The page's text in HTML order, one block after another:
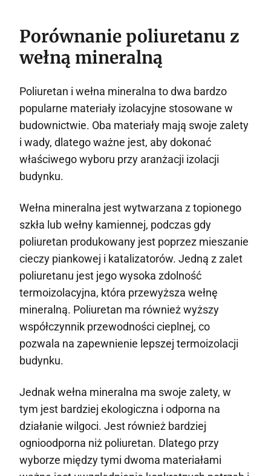
Porównanie poliuretanu z
wełną mineralną
Poliuretan i wełna mineralna to dwa bardzo
popularne materiały izolacyjne stosowane w
budownictwie. Oba materiały mają swoje zalety
i wady, dlatego ważne jest, aby dokonać
właściwego wyboru przy aranżacji izolacji
budynku.
Wełna mineralna jest wytwarzana z topionego
szkła lub wełny kamiennej, podczas gdy
poliuretan produkowany jest poprzez mieszanie
cieczy piankowej i katalizatorów. Jedną z zalet
poliuretanu jest jego wysoka zdolność
termoizolacyjna, która przewyższa wełnę
mineralną. Poliuretan ma również wyższy
współczynnik przewodności cieplnej, co
pozwala na zapewnienie lepszej termoizolacji
budynku.
Jednak wełna mineralna ma swoje zalety, w
tym jest bardziej ekologiczna i odporna na
działanie wilgoci. Jest również bardziej
ognioodporna niż poliuretan. Dlatego przy
wyborze między tymi dwoma materiałami